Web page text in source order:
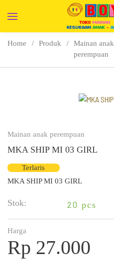
Home Produk
Mainan anak
perempuan
Mainan anak perempuan
MKA SHIP MI 03 GIRL
Terlaris
MKA SHIP MI 03 GIRL
Stok: 20 pcs
Harga
Rp 27.000